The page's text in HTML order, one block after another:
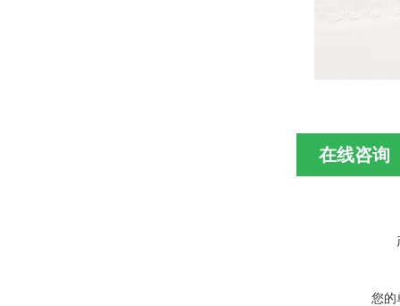
在线咨询
您的